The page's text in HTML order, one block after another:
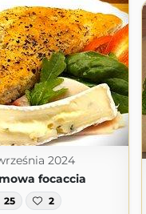
2024
focaccia
25 2